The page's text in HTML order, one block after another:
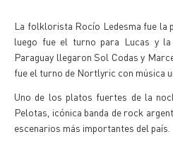
La folklorista Rocío Ledesma fue la
luego fue el turno para Lucas y la
Paraguay llegaron Sol Codas y
fue el turno de Nortlyric con música
Uno de los platos fuertes de la
Pelotas, icónica banda de rock
escenarios más importantes del país.